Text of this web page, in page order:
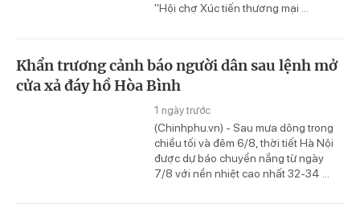
"Hội chợ Xúc tiến thương mại ...
Khẩn trương cảnh báo người dân sau lệnh mở
cửa xả đáy hồ Hòa Bình
1 ngày trước
(Chinhphu.vn) - Sau mưa dông trong
chiều tối và đêm 6/8, thời tiết Hà Nội
được dự báo chuyển nắng từ ngày
7/8 với nền nhiệt cao nhất 32-34 ...